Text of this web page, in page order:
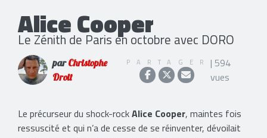
Alice Cooper
Le Zénith de Paris en octobre avec DORO
parChristophe
Droit
PARTAGER | 594
vues
Le précurseur du shock-rockAlice Cooper, maintes fois
ressuscité et qui n’a de cesse de se réinventer, dévoilait